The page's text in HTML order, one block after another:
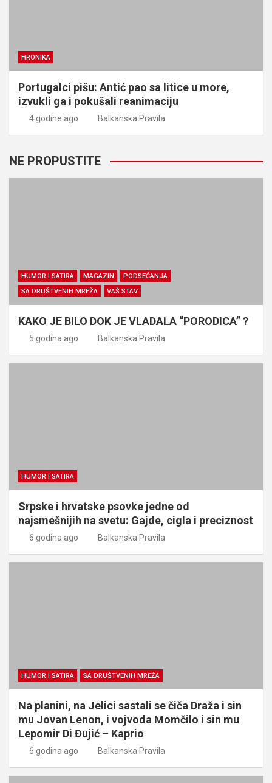
HRONIKA
Portugalci pišu: Antić pao sa litice u more,
izvukli ga i pokušali reanimaciju
4 godine ago Balkanska Pravila
NE PROPUSTITE
HUMOR I SATIRA MAGAZIN
PODSEĆANJA
SA DRUŠTVENIH MREŽA
VAŠ STAV
KAKO JE BILO DOK JE VLADALA “PORODICA” ?
5 godina ago Balkanska Pravila
HUMOR I SATIRA
Srpske i hrvatske psovke jedne od
najsmešnijih na svetu: Gajde, cigla i preciznost
6 godina ago Balkanska Pravila
HUMOR I SATIRA SA DRUŠTVENIH MREŽA
Na planini, na Jelici sastali se čiča Draža i sin
mu Jovan Lenon, i vojvoda Momčilo i sin mu
Lepomir Di Đujić – Kaprio
6 godina ago Balkanska Pravila